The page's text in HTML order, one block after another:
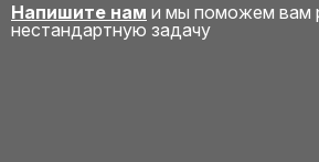
Напишите нам и мы поможем вам
нестандартную задачу